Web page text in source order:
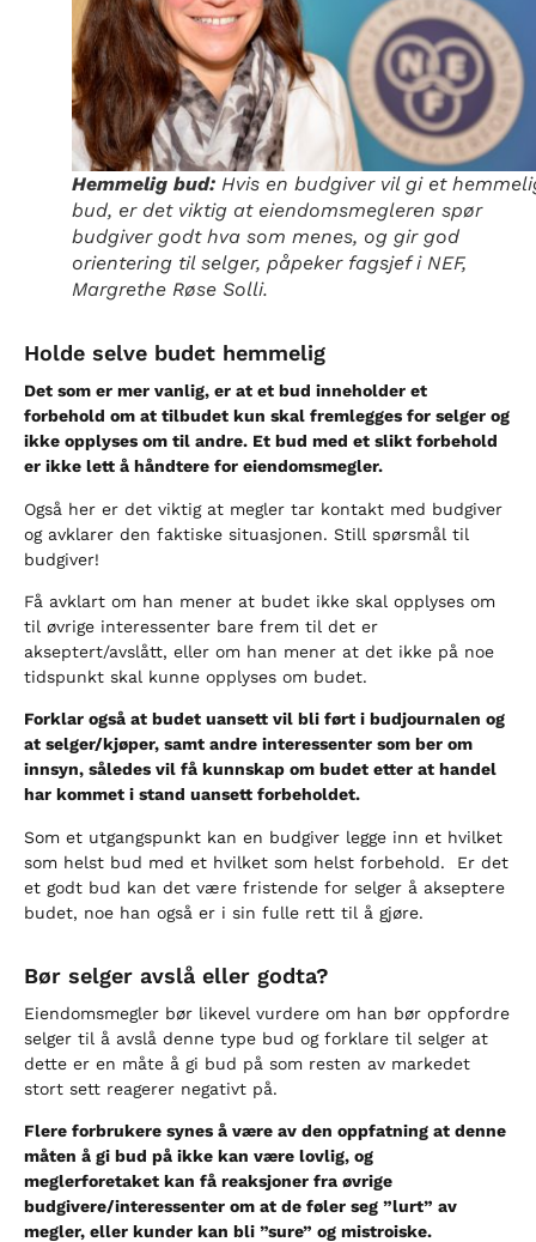
Hemmelig bud: Hvis en budgiver vil gi et
bud, er det viktig at eiendomsmegleren spør
budgiver godt hva som menes, og gir god
orientering til selger, påpeker fagsjef i NEF,
Margrethe Røse Solli.
Holde selve budet hemmelig
Det som er mer vanlig, er at et bud inneholder et
forbehold om at tilbudet kun skal fremlegges for selger og
ikke opplyses om til andre. Et bud med et slikt forbehold
er ikke lett å håndtere for eiendomsmegler.
Også her er det viktig at megler tar kontakt med budgiver
og avklarer den faktiske situasjonen. Still spørsmål til
budgiver!
Få avklart om han mener at budet ikke skal opplyses om
til øvrige interessenter bare frem til det er
akseptert/avslått, eller om han mener at det ikke på noe
tidspunkt skal kunne opplyses om budet.
Forklar også at budet uansett vil bli ført i budjournalen og
at selger/kjøper, samt andre interessenter som ber om
innsyn, således vil få kunnskap om budet etter at handel
har kommet i stand uansett forbeholdet.
Som et utgangspunkt kan en budgiver legge inn et hvilket
som helst bud med et hvilket som helst forbehold. Er det
et godt bud kan det være fristende for selger å akseptere
budet, noe han også er i sin fulle rett til å gjøre.
Bør selger avslå eller godta?
Eiendomsmegler bør likevel vurdere om han bør oppfordre
selger til å avslå denne type bud og forklare til selger at
dette er en måte å gi bud på som resten av markedet
stort sett reagerer negativt på.
Flere forbrukere synes å være av den oppfatning at denne
måten å gi bud på ikke kan være lovlig, og
meglerforetaket kan få reaksjoner fra øvrige
budgivere/interessenter om at de føler seg ”lurt” av
megler, eller kunder kan bli ”sure” og mistroiske.